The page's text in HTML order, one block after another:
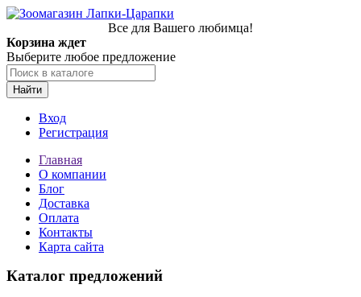
Все для Вашего любимца!
Корзина ждет
Выберите любое предложение
Найти
Вход
Регистрация
Главная
О компании
Блог
Доставка
Оплата
Контакты
Карта сайта
Каталог предложений